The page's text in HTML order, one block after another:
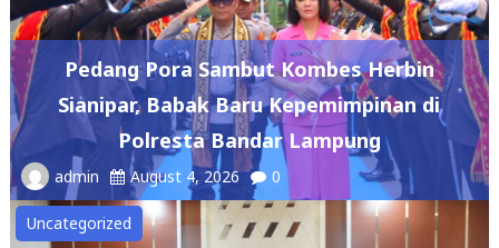
Pedang Pora Sambut Kombes Herbin
Sianipar, Babak Baru Kepemimpinan di
Polresta Bandar Lampung
admin August 4, 2026 0
Uncategorized